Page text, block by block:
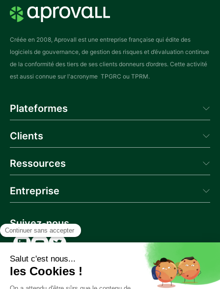
Créée en 2008, Aprovall est une entreprise française qui édite des
logiciels de gouvernance, de gestion des risques et d’évaluation continue
de la conformité des tiers de ses clients donneurs d’ordres. Cette activité
est aussi connue sur l'acronyme TPGRC ou TPRM.
Plateformes
Aprovall Portal
Clients
Ressources
Actualités
Glossaire
Documentation API
Entreprise
Contactez-nous
Carrière
Suivez-nous